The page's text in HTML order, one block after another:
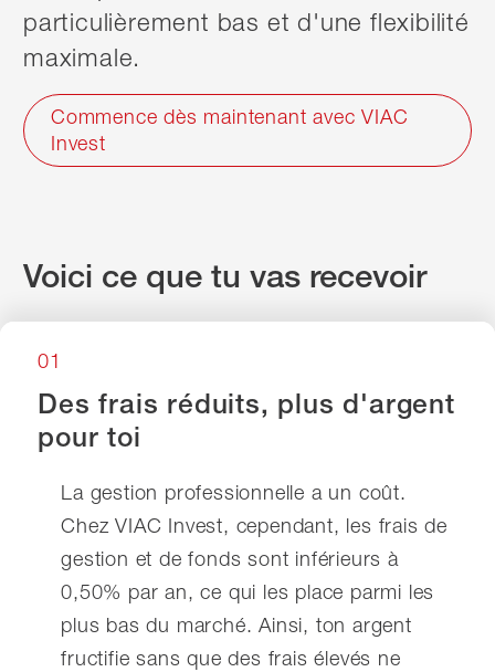
particulièrement bas et d'une flexibilité
maximale.
Commence dès maintenant avec VIAC
Invest
Voici ce que tu vas recevoir
01
Des frais réduits, plus d'argent
pour toi
La gestion professionnelle a un coût.
Chez VIAC Invest, cependant, les frais de
gestion et de fonds sont inférieurs à
0,50% par an, ce qui les place parmi les
plus bas du marché. Ainsi, ton argent
fructifie sans que des frais élevés ne